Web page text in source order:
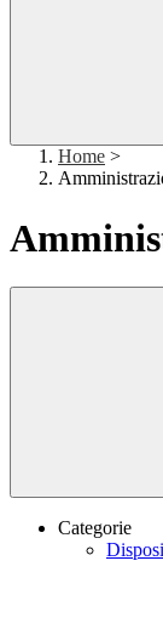
Home >
Categorie